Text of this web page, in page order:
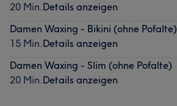
20 Min.Details anzeigen
Damen Waxing - Bikini (ohne Pofalte)
15 Min.Details anzeigen
Damen Waxing - Slim (ohne Pofalte)
20 Min.Details anzeigen